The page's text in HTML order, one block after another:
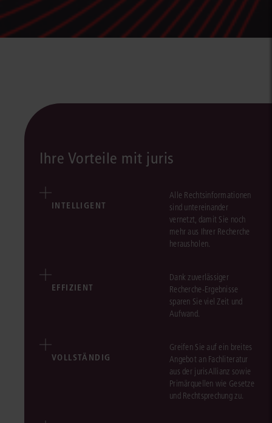
Ihre Vorteile mit juris
INTELLIGENT
Alle Rechtsinformationen
sind untereinander
vernetzt, damit Sie noch
mehr aus Ihrer Recherche
herausholen.
EFFIZIENT
Dank zuverlässiger
Recherche-Ergebnisse
sparen Sie viel Zeit und
Aufwand.
VOLLSTÄNDIG
Greifen Sie auf ein breites
Angebot an Fachliteratur
aus der jurisAllianz sowie
Primärquellen wie Gesetze
und Rechtsprechung zu.